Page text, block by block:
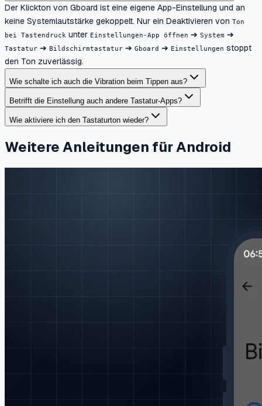
Der Klickton von Gboard ist eine eigene App-Einstellung und an
keine Systemlautstärke gekoppelt. Nur ein Deaktivieren von Ton
bei Tastendruck unter Einstellungen-App öffnen ➔ System ➔
Tastatur ➔ Bildschirmtastatur ➔ Gboard ➔ Einstellungen stoppt
den Ton zuverlässig.
Wie schalte ich auch die Vibration beim Tippen aus?
Betrifft die Einstellung auch andere Tastatur-Apps?
Wie aktiviere ich den Tastaturton wieder?
Weitere Anleitungen für Android